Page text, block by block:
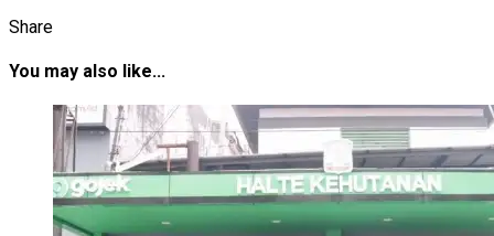
Share
You may also like...